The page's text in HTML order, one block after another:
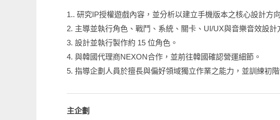
1.. 研究IP授權遊戲內容，並分析以建立手機版本之核心設計方
2. 主導並執行角色、戰鬥、系統、關卡、UI/UX與音樂音效設計
3. 設計並執行製作約 15 位角色。
4. 與韓國代理商NEXON合作，並前往韓國確認營運細節。
5. 指導企劃人員於擅長與偏好領域獨立作業之能力，並訓練初
主企劃